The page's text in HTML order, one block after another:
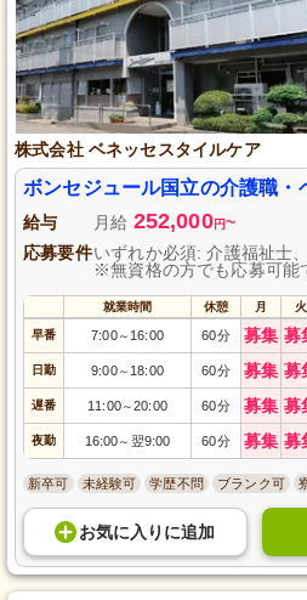
株式会社 ベネッセスタイルケア
ボンセジュール国立の介護職・
給与 月給 252,000円~
応募要件いずれか必須: 介護福祉士
※無資格の方でも応募可能
就業時間 休憩 月 火
早番 7:00～ 16:00 60分 募集 募
日勤 9:00～ 18:00 60分 募集 募
遅番 11:00～20:00 60分 募集 募
夜勤 16:00～ 翌9:00 60分 募集 募
新卒可 未経験可 学歴不問 ブランク可
お気に入り に追加